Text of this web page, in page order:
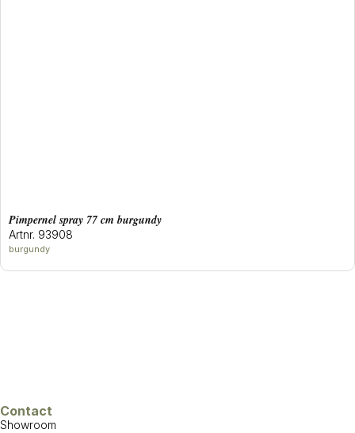
pimpernel spray 77 cm burgundy
Artnr. 93908
burgundy
Contact
Showroom